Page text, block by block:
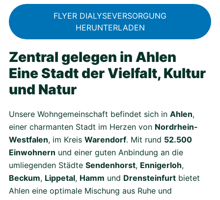
FLYER DIALYSEVERSORGUNG
HERUNTERLADEN
Zentral gelegen in Ahlen
Eine Stadt der Vielfalt, Kultur
und Natur
Unsere Wohngemeinschaft befindet sich in Ahlen,
einer charmanten Stadt im Herzen von Nordrhein-
Westfalen, im Kreis Warendorf. Mit rund 52.500
Einwohnern und einer guten Anbindung an die
umliegenden Städte Sendenhorst, Ennigerloh,
Beckum, Lippetal, Hamm und Drensteinfurt bietet
Ahlen eine optimale Mischung aus Ruhe und